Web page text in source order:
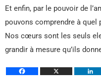
Et enfin, par le pouvoir de
pouvons comprendre à
Nos cœurs sont les seuls
grandir à mesure qu’ils